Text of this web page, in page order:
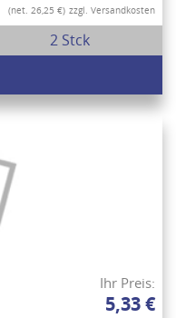
(net. 26,25 €) zzgl. Versandkosten
2 Stck
Ihr Preis:
5,33 €